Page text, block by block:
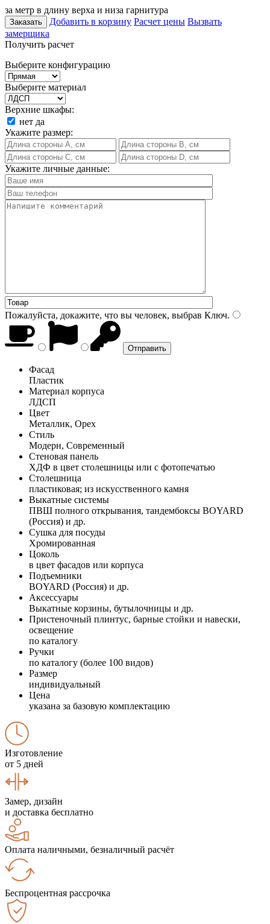
за метр в длину верха и низа гарнитура
Заказать Добавить в корзину Расчет цены Вызвать
замерщика
Получить расчет
Выберите конфигурацию
Выберите материал
Верхние шкафы:
нет да
Укажите размер:
Укажите личные данные:
Пожалуйста, докажите, что вы человек, выбрав Ключ.
Фасад
Пластик
Материал корпуса
ЛДСП
Цвет
Металлик, Орех
Стиль
Модерн, Современный
Стеновая панель
ХДФ в цвет столешницы или с фотопечатью
Столешница
пластиковая; из искусственного камня
Выкатные системы
ПВШ полного открывания, тандембоксы BOYARD
(Россия) и др.
Сушка для посуды
Хромированная
Цоколь
в цвет фасадов или корпуса
Подъемники
BOYARD (Россия) и др.
Аксессуары
Выкатные корзины, бутылочницы и др.
Пристеночный плинтус, барные стойки и навески,
освещение
по каталогу
Ручки
по каталогу (более 100 видов)
Размер
индивидуальный
Цена
указана за базовую комплектацию
Изготовление
от 5 дней
Замер, дизайн
и доставка бесплатно
Оплата наличными, безналичный расчёт
Беспроцентная рассрочка